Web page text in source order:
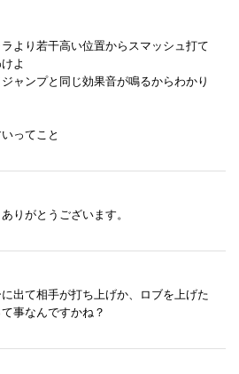
より若干高い位置からスマッシュ打て
よ
ャンプと同じ効果音が鳴るからわかり
ってこと
りがとうございます。
出て相手が打ち上げか、ロブを上げた
事なんですかね？